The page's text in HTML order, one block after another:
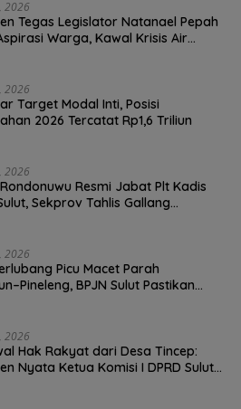
2026
Tegas Legislator Natanael Pepah
Warga, Kawal Krisis Air
2026
Target Modal Inti, Posisi
2026 Tercatat Rp1,6 Triliun
2026
Resmi Jabat Plt Kadis
Sekprov Tahlis Gallang
2026
Picu Macet Parah
BPJN Sulut Pastikan
2026
Hak Rakyat dari Desa Tincep:
Nyata Ketua Komisi I DPRD Sulut